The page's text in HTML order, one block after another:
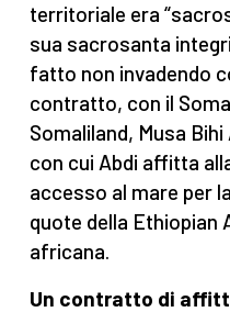
territoriale era
sua sacrosanta
fatto non invadendo
contratto, con il
Somaliland, Musa
con cui Abdi affitta
accesso al mare per
quote della Ethiopian
africana.
Un contratto di